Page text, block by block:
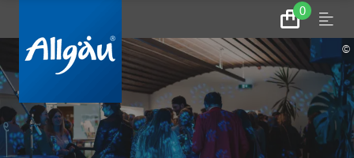
0
Zum
Warenkorb
Menu
©